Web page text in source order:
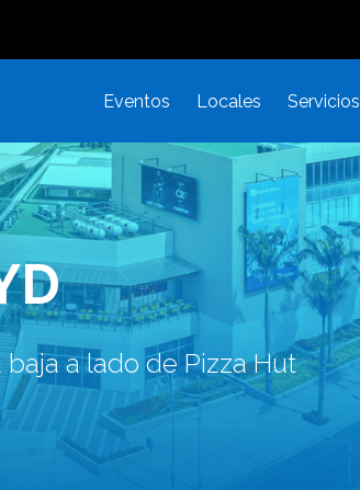
Eventos Locales Servicios
a lado de Pizza Hut